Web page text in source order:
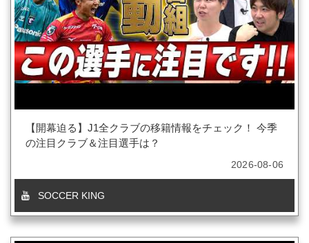
【開幕迫る】J1全クラブの移籍情報をチェック！ 今季
の注目クラブ＆注目選手は？
2026-08-06
SOCCER KING